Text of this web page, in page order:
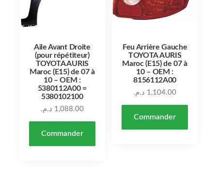
Aile Avant Droite
(pour répétiteur)
TOYOTA AURIS
Maroc (E15) de 07 à
10 – OEM :
5380112A00 =
5380102100
1,088.00 د.م.
Commander
Feu Arrière Gauche
TOYOTA AURIS
Maroc (E15) de 07 à
10 – OEM :
8156112A00
1,104.00 د.م.
Commander